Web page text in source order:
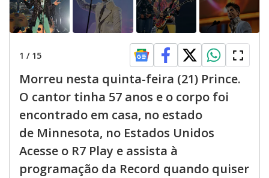
1 / 15
Morreu nesta quinta-feira (21) Prince.
O cantor tinha 57 anos e o corpo foi
encontrado em casa, no estado
de Minnesota, no Estados Unidos
Acesse o R7 Play e assista à
programação da Record quando quiser